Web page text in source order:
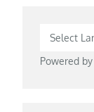
Powered